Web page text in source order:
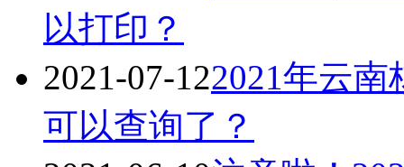
以打印？
2021-07-122021年云
可以查询了？